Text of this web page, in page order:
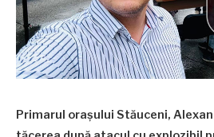
Primarul orașului Stăuceni,